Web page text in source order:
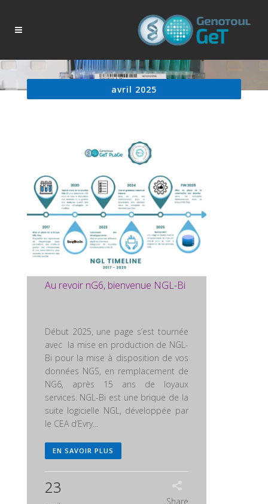
avril 2025
Au revoir nG6, bienvenue NGL-Bi
Début 2025, une page s’est tournée
avec la mise en production de NGL-
Bi pour la mise à disposition de vos
données NGS, en remplacement de
NG6, après 15 ans de loyaux
services. NGL-Bi est une brique de la
suite logicielle NGL, développée par
le CEA d’Evry...
EN SAVOIR PLUS
23
Share